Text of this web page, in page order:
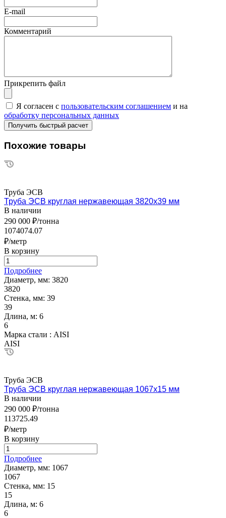
E-mail
Комментарий
Прикрепить файл
Я согласен с пользовательским соглашением и на
обработку персональных данных
Похожие товары
Труба ЭСВ
Труба ЭСВ круглая нержавеющая 3820х39 мм
В наличии
290 000 ₽/тонна
1074074.07
₽/метр
В корзину
Подробнее
Диаметр, мм: 3820
3820
Стенка, мм: 39
39
Длина, м: 6
6
Марка стали : AISI
AISI
Труба ЭСВ
Труба ЭСВ круглая нержавеющая 1067х15 мм
В наличии
290 000 ₽/тонна
113725.49
₽/метр
В корзину
Подробнее
Диаметр, мм: 1067
1067
Стенка, мм: 15
15
Длина, м: 6
6